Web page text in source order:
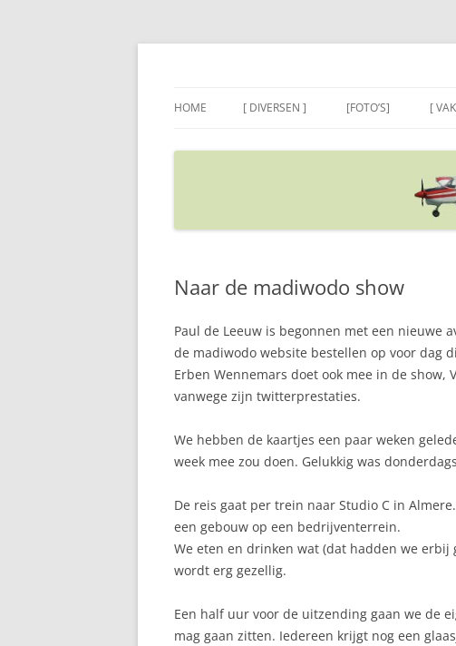
Ga
HOME [ DIVERSEN ] [FOTO’S] [
Naar de madiwodo show
Paul de Leeuw is begonnen met een nieuwe
de madiwodo website bestellen op voor dag
Erben Wennemars doet ook mee in de
vanwege zijn twitterprestaties.
We hebben de kaartjes een paar weken
week mee zou doen. Gelukkig was
De reis gaat per trein naar Studio C in
een gebouw op een bedrijventerrein.
We eten en drinken wat (dat hadden we
wordt erg gezellig.
Een half uur voor de uitzending gaan we de
mag gaan zitten. Iedereen krijgt nog een